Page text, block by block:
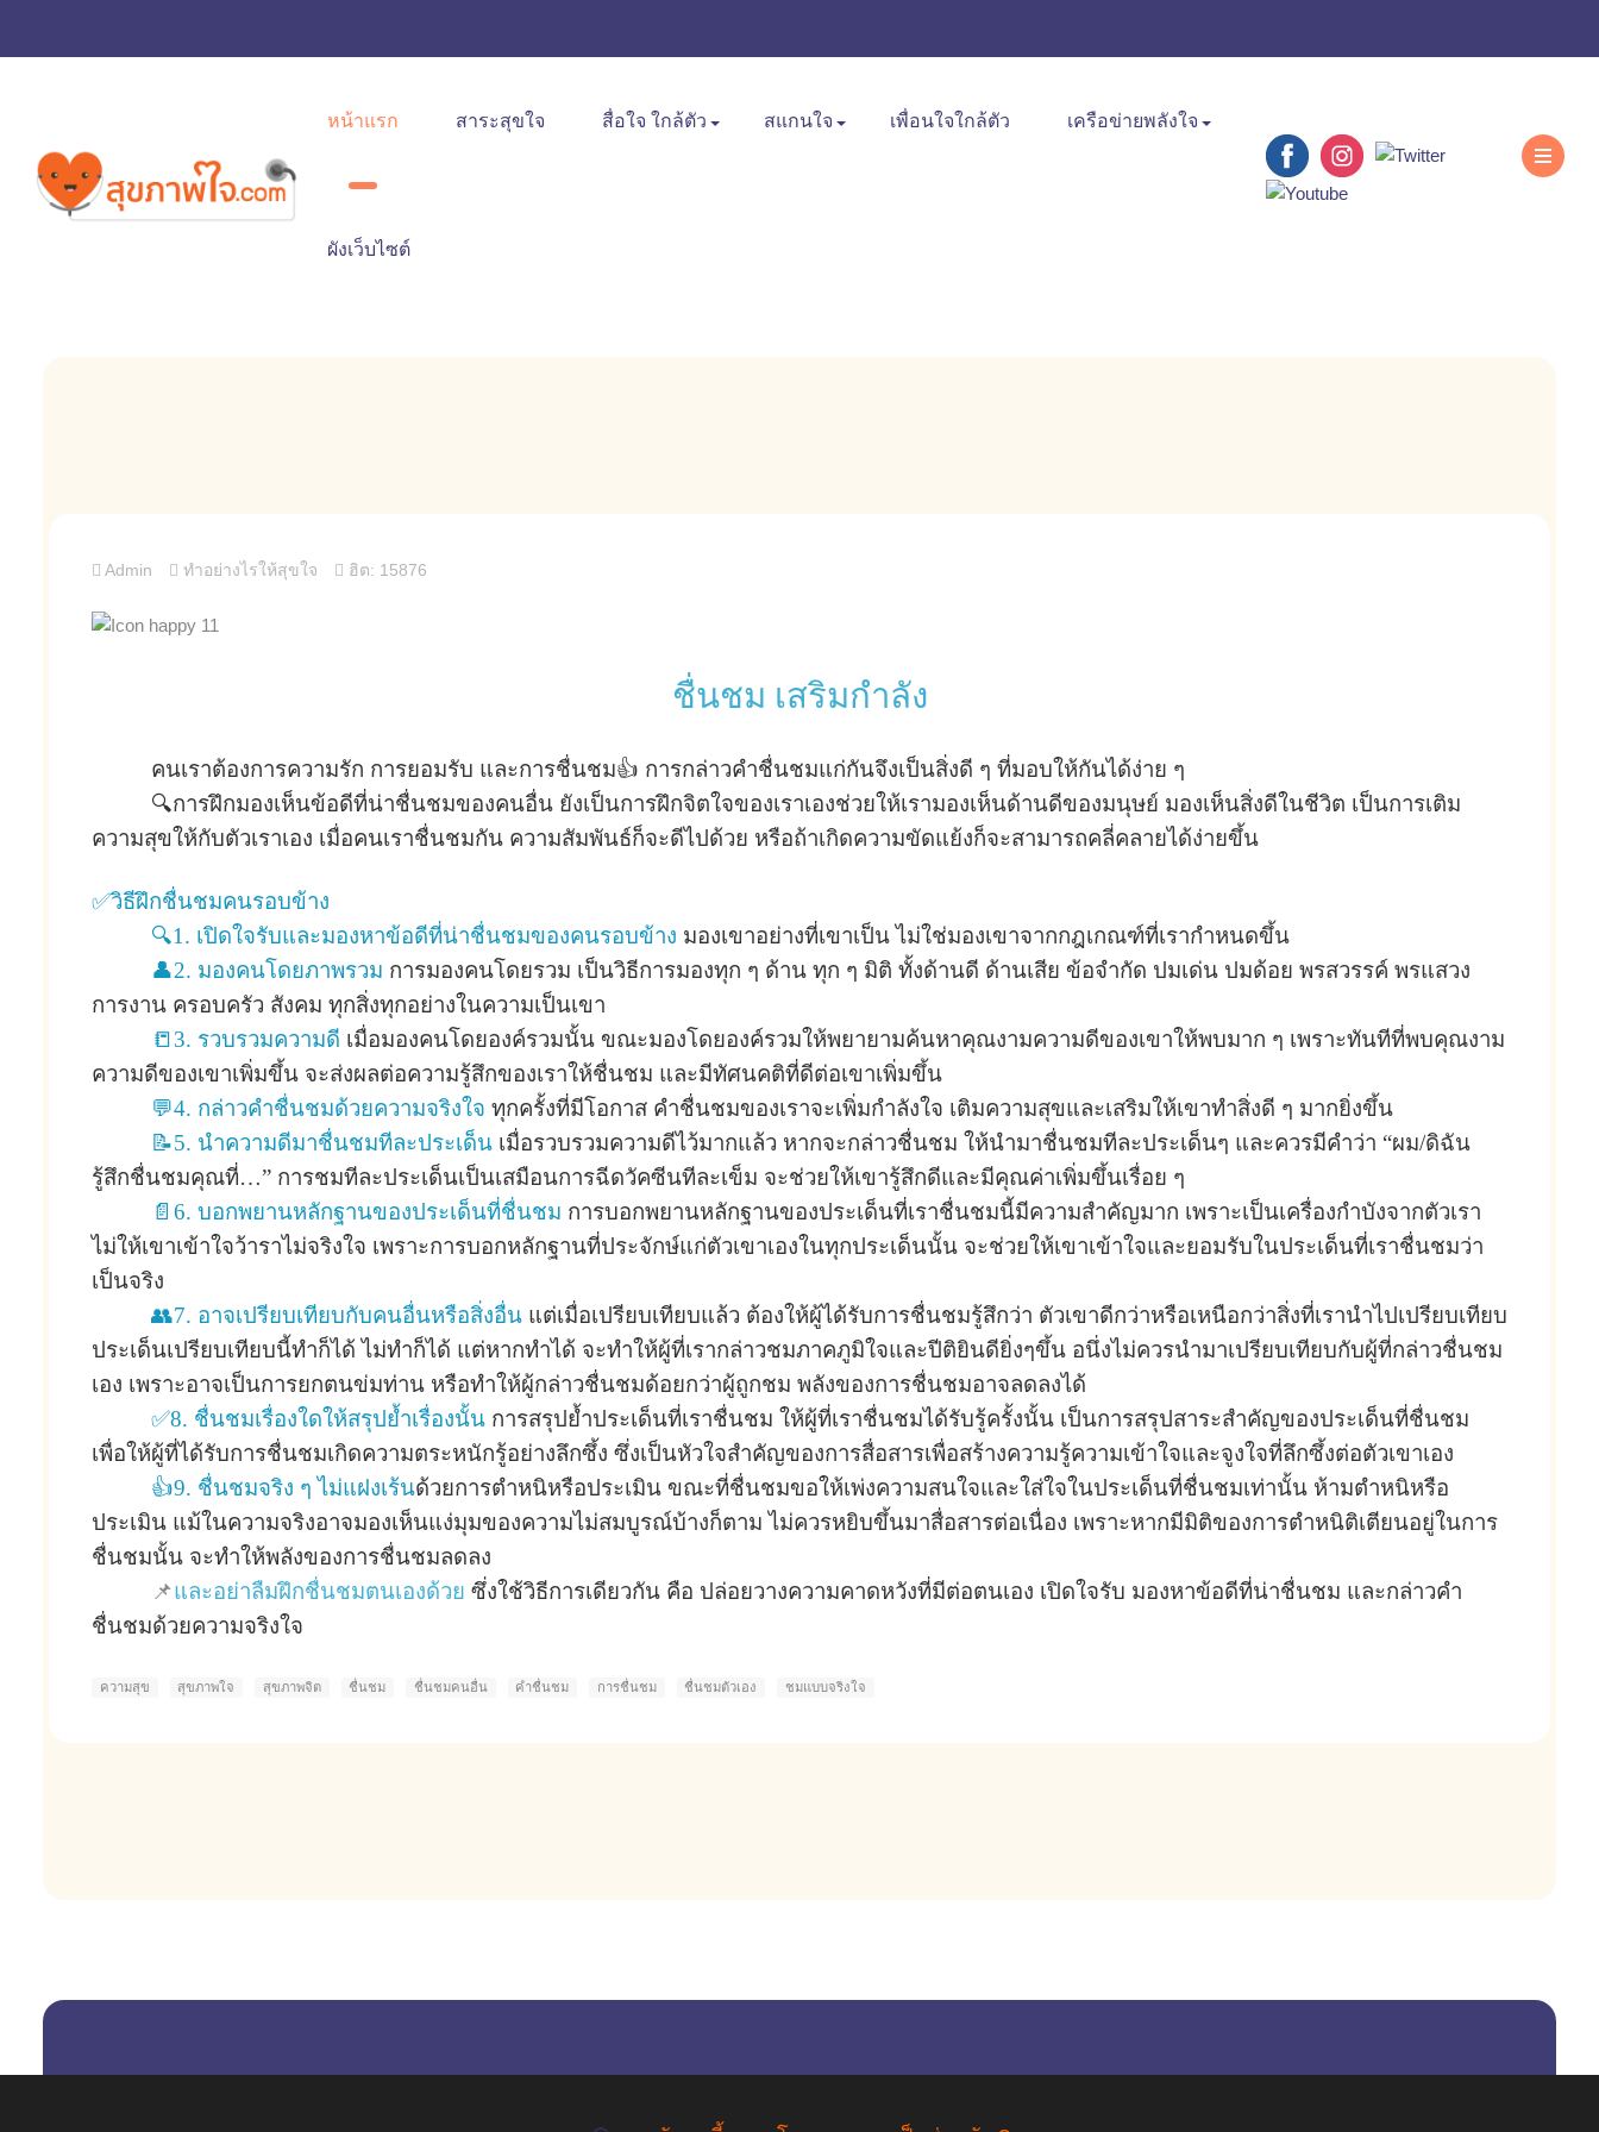
หน้าแรก สาระสุขใจ สื่อใจ ใกล้ตัว สแกนใจ เพื่อนใจใกล้ตัว เครือข่ายพลังใจ
ผังเว็บไซต์
Admin ทำอย่างไรให้สุขใจ ฮิต: 15876
ชื่นชม เสริมกำลัง
คนเราต้องการความรัก การยอมรับ และการชื่นชม👍 การกล่าวคำชื่นชมแก่กันจึงเป็นสิ่งดี ๆ ที่มอบให้กันได้ง่าย ๆ
🔍การฝึกมองเห็นข้อดีที่น่าชื่นชมของคนอื่น ยังเป็นการฝึกจิตใจของเราเองช่วยให้เรามองเห็นด้านดีของมนุษย์ มองเห็นสิ่งดีในชีวิต เป็นการเติม
ความสุขให้กับตัวเราเอง เมื่อคนเราชื่นชมกัน ความสัมพันธ์ก็จะดีไปด้วย หรือถ้าเกิดความขัดแย้งก็จะสามารถคลี่คลายได้ง่ายขึ้น
✅วิธีฝึกชื่นชมคนรอบข้าง
🔍1. เปิดใจรับและมองหาข้อดีที่น่าชื่นชมของคนรอบข้าง มองเขาอย่างที่เขาเป็น ไม่ใช่มองเขาจากกฎเกณฑ์ที่เรากำหนดขึ้น
👤2. มองคนโดยภาพรวม การมองคนโดยรวม เป็นวิธีการมองทุก ๆ ด้าน ทุก ๆ มิติ ทั้งด้านดี ด้านเสีย ข้อจำกัด ปมเด่น ปมด้อย พรสวรรค์ พรแสวง
การงาน ครอบครัว สังคม ทุกสิ่งทุกอย่างในความเป็นเขา
📒3. รวบรวมความดี เมื่อมองคนโดยองค์รวมนั้น ขณะมองโดยองค์รวมให้พยายามค้นหาคุณงามความดีของเขาให้พบมาก ๆ เพราะทันทีที่พบคุณงาม
ความดีของเขาเพิ่มขึ้น จะส่งผลต่อความรู้สึกของเราให้ชื่นชม และมีทัศนคติที่ดีต่อเขาเพิ่มขึ้น
💬4. กล่าวคำชื่นชมด้วยความจริงใจ ทุกครั้งที่มีโอกาส คำชื่นชมของเราจะเพิ่มกำลังใจ เติมความสุขและเสริมให้เขาทำสิ่งดี ๆ มากยิ่งขึ้น
📝5. นำความดีมาชื่นชมทีละประเด็น เมื่อรวบรวมความดีไว้มากแล้ว หากจะกล่าวชื่นชม ให้นำมาชื่นชมทีละประเด็นๆ และควรมีคำว่า “ผม/ดิฉัน
รู้สึกชื่นชมคุณที่…” การชมทีละประเด็นเป็นเสมือนการฉีดวัคซีนทีละเข็ม จะช่วยให้เขารู้สึกดีและมีคุณค่าเพิ่มขึ้นเรื่อย ๆ
📄6. บอกพยานหลักฐานของประเด็นที่ชื่นชม การบอกพยานหลักฐานของประเด็นที่เราชื่นชมนี้มีความสำคัญมาก เพราะเป็นเครื่องกำบังจากตัวเรา
ไม่ให้เขาเข้าใจว้าราไม่จริงใจ เพราะการบอกหลักฐานที่ประจักษ์แก่ตัวเขาเองในทุกประเด็นนั้น จะช่วยให้เขาเข้าใจและยอมรับในประเด็นที่เราชื่นชมว่า
เป็นจริง
👥7. อาจเปรียบเทียบกับคนอื่นหรือสิ่งอื่น แต่เมื่อเปรียบเทียบแล้ว ต้องให้ผู้ได้รับการชื่นชมรู้สึกว่า ตัวเขาดีกว่าหรือเหนือกว่าสิ่งที่เรานำไปเปรียบเทียบ
ประเด็นเปรียบเทียบนี้ทำก็ได้ ไม่ทำก็ได้ แต่หากทำได้ จะทำให้ผู้ที่เรากล่าวชมภาคภูมิใจและปีติยินดียิ่งๆขึ้น อนึ่งไม่ควรนำมาเปรียบเทียบกับผู้ที่กล่าวชื่นชม
เอง เพราะอาจเป็นการยกตนข่มท่าน หรือทำให้ผู้กล่าวชื่นชมด้อยกว่าผู้ถูกชม พลังของการชื่นชมอาจลดลงได้
✅8. ชื่นชมเรื่องใดให้สรุปย้ำเรื่องนั้น การสรุปย้ำประเด็นที่เราชื่นชม ให้ผู้ที่เราชื่นชมได้รับรู้ครั้งนั้น เป็นการสรุปสาระสำคัญของประเด็นที่ชื่นชม
เพื่อให้ผู้ที่ได้รับการชื่นชมเกิดความตระหนักรู้อย่างลึกซึ้ง ซึ่งเป็นหัวใจสำคัญของการสื่อสารเพื่อสร้างความรู้ความเข้าใจและจูงใจที่ลึกซึ้งต่อตัวเขาเอง
👍9. ชื่นชมจริง ๆ ไม่แฝงเร้นด้วยการตำหนิหรือประเมิน ขณะที่ชื่นชมขอให้เพ่งความสนใจและใส่ใจในประเด็นที่ชื่นชมเท่านั้น ห้ามตำหนิหรือ
ประเมิน แม้ในความจริงอาจมองเห็นแง่มุมของความไม่สมบูรณ์บ้างก็ตาม ไม่ควรหยิบขึ้นมาสื่อสารต่อเนื่อง เพราะหากมีมิติของการตำหนิติเตียนอยู่ในการ
ชื่นชมนั้น จะทำให้พลังของการชื่นชมลดลง
📌และอย่าลืมฝึกชื่นชมตนเองด้วย ซึ่งใช้วิธีการเดียวกัน คือ ปล่อยวางความคาดหวังที่มีต่อตนเอง เปิดใจรับ มองหาข้อดีที่น่าชื่นชม และกล่าวคำ
ชื่นชมด้วยความจริงใจ
ความสุข สุขภาพใจ สุขภาพจิต ชื่นชม ชื่นชมคนอื่น คำชื่นชม การชื่นชม ชื่นชมตัวเอง ชมแบบจริงใจ